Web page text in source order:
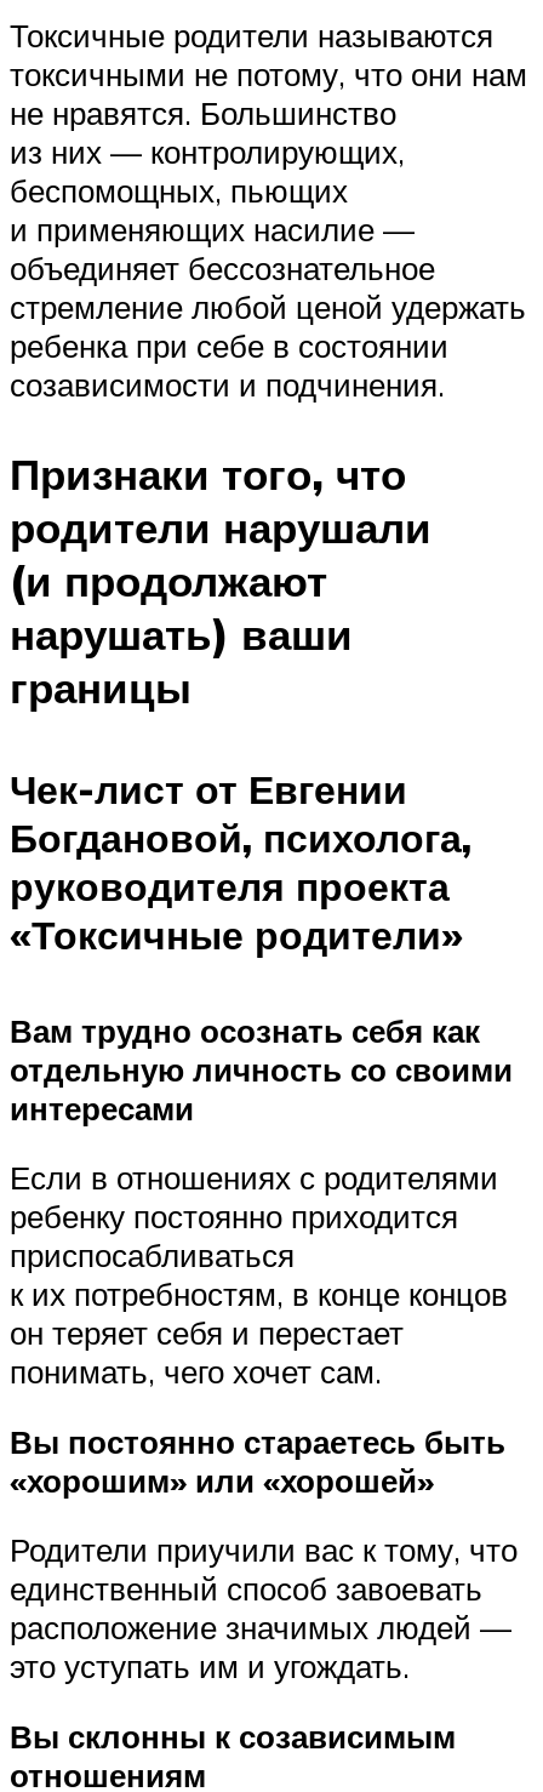
Токсичные родители называются
токсичными не потому, что они нам
не нравятся. Большинство
из них — контролирующих,
беспомощных, пьющих
и применяющих насилие —
объединяет бессознательное
стремление любой ценой удержать
ребенка при себе в состоянии
созависимости и подчинения.
Признаки того, что
родители нарушали
(и продолжают
нарушать) ваши
границы
Чек-лист от Евгении
Богдановой, психолога,
руководителя проекта
«Токсичные родители»
Вам трудно осознать себя как
отдельную личность со своими
интересами
Если в отношениях с родителями
ребенку постоянно приходится
приспосабливаться
к их потребностям, в конце концов
он теряет себя и перестает
понимать, чего хочет сам.
Вы постоянно стараетесь быть
«хорошим» или «хорошей»
Родители приучили вас к тому, что
единственный способ завоевать
расположение значимых людей —
это уступать им и угождать.
Вы склонны к созависимым
отношениям